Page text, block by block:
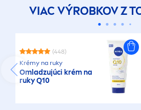
VIAC VÝROBKOV Z
(448)
Krémy na ruky
Omladzujúci krém na
ruky Q10